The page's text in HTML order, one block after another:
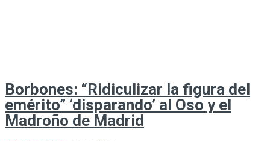
Borbones: “Ridiculizar la figura del
emérito” ‘disparando’ al Oso y el
Madroño de Madrid